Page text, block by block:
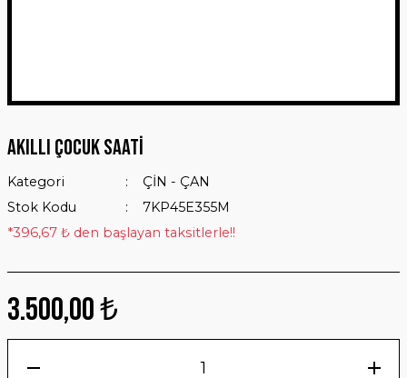
Akıllı Çocuk Saati
Kategori
ÇİN - ÇAN
Stok Kodu
7KP45E355M
*396,67 ₺ den başlayan taksitlerle!!
3.500,00 ₺